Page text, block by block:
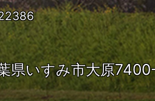
県いすみ市大原